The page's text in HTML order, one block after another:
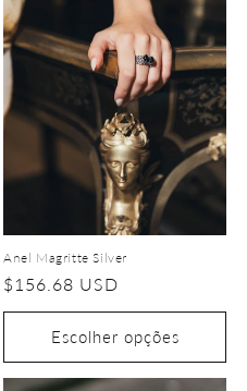
Anel Magritte Silver
Preço
normal
$156.68 USD
Escolher opções